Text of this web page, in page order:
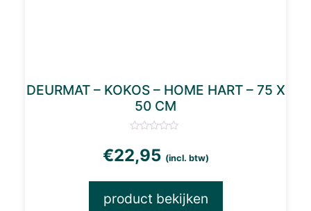
DEURMAT – KOKOS – HOME HART – 75 X
50 CM
€22,95 (incl. btw)
product bekijken